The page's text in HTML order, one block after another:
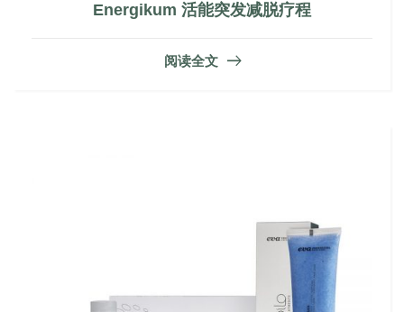
Energikum 活能突发减脱疗程
阅读全文